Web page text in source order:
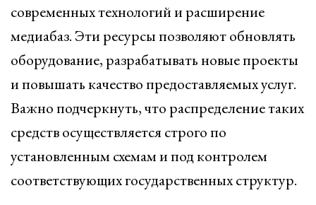
современных технологий и расширение
медиабаз. Эти ресурсы позволяют обновлять
оборудование, разрабатывать новые проекты
и повышать качество предоставляемых услуг.
Важно подчеркнуть, что распределение таких
средств осуществляется строго по
установленным схемам и под контролем
соответствующих государственных структур.